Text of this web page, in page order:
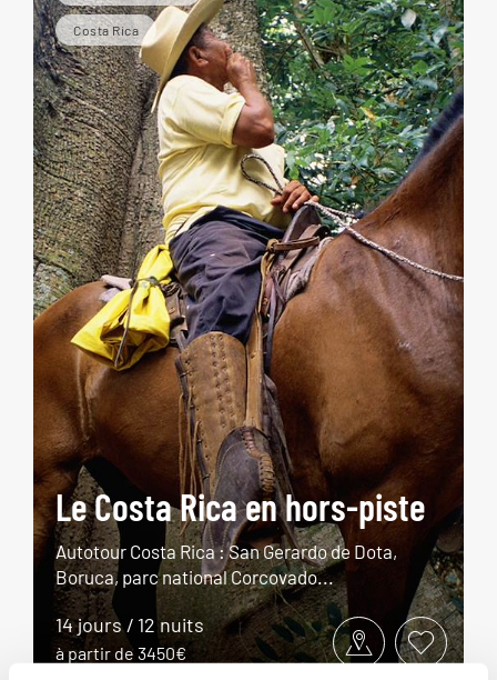
Costa Rica
Le Costa Rica en hors-piste
Autotour Costa Rica : San Gerardo de Dota,
Boruca, parc national Corcovado...
14 jours / 12 nuits
à partir de 3450€